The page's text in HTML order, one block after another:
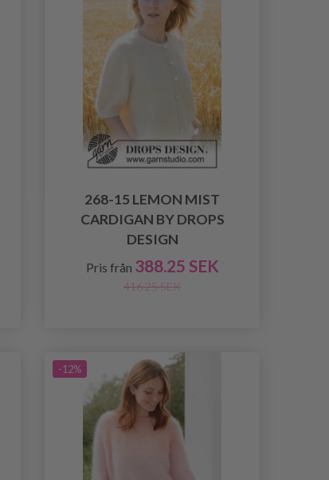
268-15 LEMON MIST
CARDIGAN BY DROPS
DESIGN
Pris från 388.25 SEK
416.25 SEK
-12%